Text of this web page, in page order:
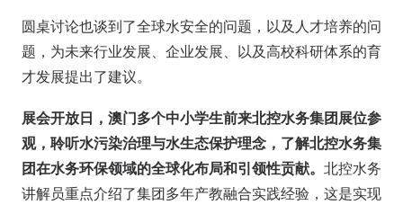
圆桌讨论也谈到了全球水安全的问题，以及人才培养的问
题，为未来行业发展、企业发展、以及高校科研体系的育
才发展提出了建议。
展会开放日，澳门多个中小学生前来北控水务集团展位参
观，聆听水污染治理与水生态保护理念，了解北控水务集
团在水务环保领域的全球化布局和引领性贡献。 北控水务
讲解员重点介绍了集团多年产教融合实践经验，这是实现